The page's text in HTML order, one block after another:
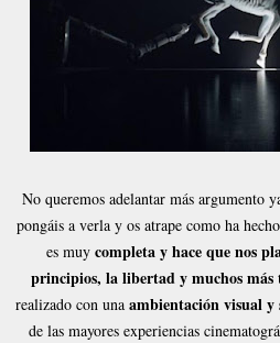
No queremos adelantar más argumento
pongáis a verla y os atrape como ha
es muy completa y hace que nos
principios, la libertad y muchos más
realizado con unaambientación visual y
de las mayores experiencias